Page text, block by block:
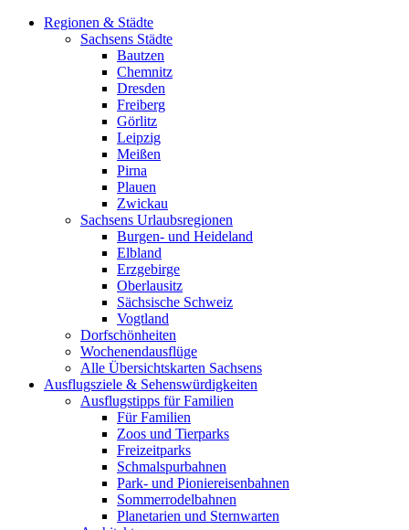
Regionen & Städte
Sachsens Städte
Bautzen
Chemnitz
Dresden
Freiberg
Görlitz
Leipzig
Meißen
Pirna
Plauen
Zwickau
Sachsens Urlaubsregionen
Burgen- und Heideland
Elbland
Erzgebirge
Oberlausitz
Sächsische Schweiz
Vogtland
Dorfschönheiten
Wochenendausflüge
Alle Übersichtskarten Sachsens
Ausflugsziele & Sehenswürdigkeiten
Ausflugstipps für Familien
Für Familien
Zoos und Tierparks
Freizeitparks
Schmalspurbahnen
Park- und Pioniereisenbahnen
Sommerrodelbahnen
Planetarien und Sternwarten